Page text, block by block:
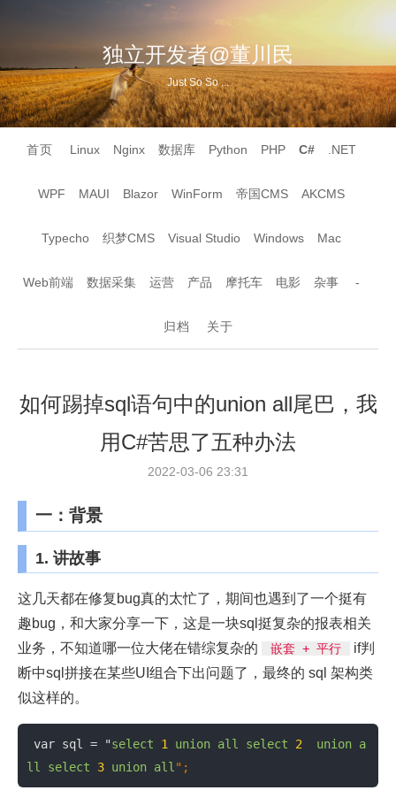
独立开发者@董川民
Just So So ...
首页 Linux Nginx 数据库 Python PHP C# .NET
WPF MAUI Blazor WinForm 帝国CMS AKCMS
Typecho 织梦CMS Visual Studio Windows Mac
Web前端 数据采集 运营 产品 摩托车 电影 杂事 -
归档 关于
如何踢掉sql语句中的union all尾巴，我
用C#苦思了五种办法
2022-03-06 23:31
一：背景
1. 讲故事
这几天都在修复bug真的太忙了，期间也遇到了一个挺有
趣bug，和大家分享一下，这是一块sql挺复杂的报表相关
业务，不知道哪一位大佬在错综复杂的
嵌套 + 平行
if判
断中sql拼接在某些UI组合下出问题了，最终的 sql 架构类
似这样的。
var sql = "select 1 union all select 2 union a
ll
select 3 union all ";